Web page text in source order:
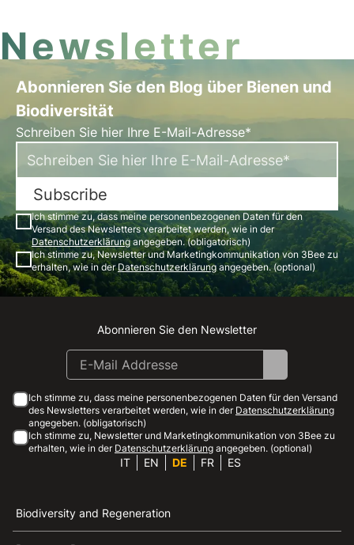
Newsletter
Abonnieren Sie den Blog über Bienen und
Biodiversität
Schreiben Sie hier Ihre E-Mail-Adresse*
Subscribe
Ich stimme zu, dass meine personenbezogenen Daten für den
Versand des Newsletters verarbeitet werden, wie in der
Datenschutzerklärungangegeben. (obligatorisch)
Ich stimme zu, Newsletter und Marketingkommunikation von 3Bee zu
erhalten, wie in derDatenschutzerklärungangegeben. (optional)
Instagram
Facebook
Linkedin
Youtube
Abonnieren Sie den Newsletter
Ich stimme zu, dass meine personenbezogenen Daten für den Versand
des Newsletters verarbeitet werden, wie in der Datenschutzerklärung
angegeben. (obligatorisch)
Ich stimme zu, Newsletter und Marketingkommunikation von 3Bee zu
erhalten, wie in der Datenschutzerklärung angegeben. (optional)
IT EN DE FR ES
Biodiversity and Regeneration